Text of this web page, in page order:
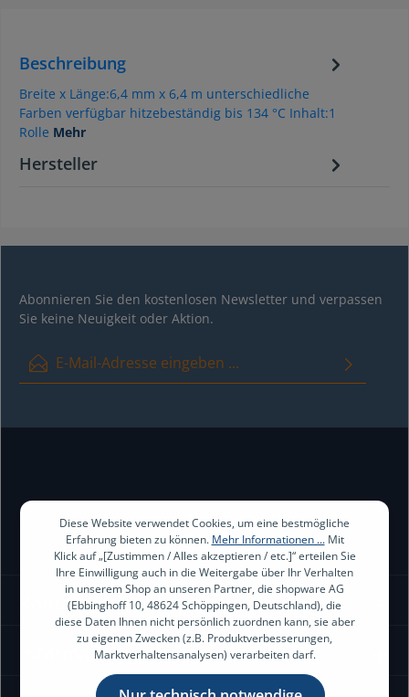
Beschreibung
Breite x Länge:6,4 mm x 6,4 m unterschiedliche
Farben verfügbar hitzebeständig bis 134 °C Inhalt:1
Rolle Mehr
Hersteller
Abonnieren Sie den kostenlosen Newsletter und verpassen
Sie keine Neuigkeit oder Aktion.
E-Mail-Adresse*
Kontakt
Information
Diese Website verwendet Cookies, um eine bestmögliche
Erfahrung bieten zu können. Mehr Informationen ...Mit
Klick auf „[Zustimmen / Alles akzeptieren / etc.]“ erteilen Sie
Ihre Einwilligung auch in die Weitergabe über Ihr Verhalten
in unserem Shop an unseren Partner, die shopware AG
(Ebbinghoff 10, 48624 Schöppingen, Deutschland), die
diese Daten Ihnen nicht persönlich zuordnen kann, sie aber
zu eigenen Zwecken (z.B. Produktverbesserungen,
Marktverhaltensanalysen) verarbeiten darf.